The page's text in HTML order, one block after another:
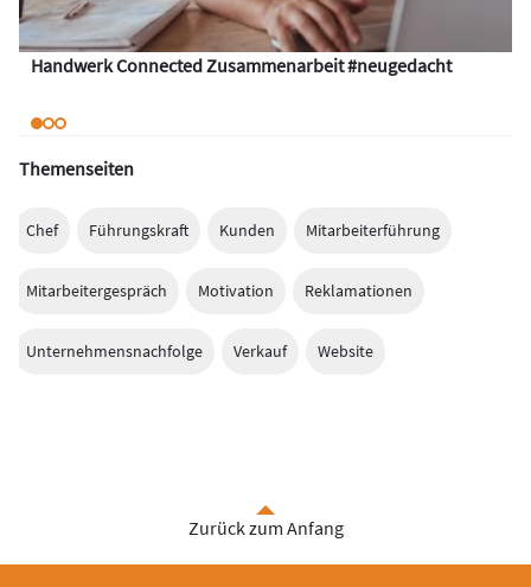
Handwerk Connected Zusammenarbeit #neugedacht
Themenseiten
Chef Führungskraft Kunden Mitarbeiterführung
Mitarbeitergespräch Motivation Reklamationen
Unternehmensnachfolge Verkauf Website
Zurück zum Anfang